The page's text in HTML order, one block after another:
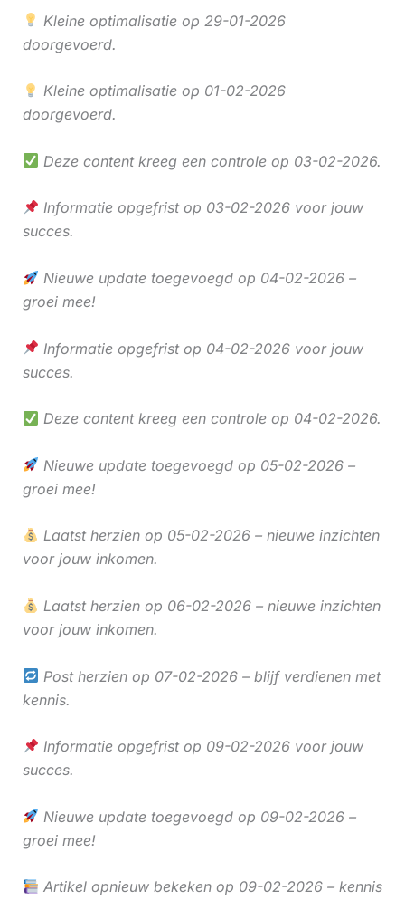
Kleine optimalisatie op 29-01-2026
doorgevoerd.
Kleine optimalisatie op 01-02-2026
doorgevoerd.
Deze content kreeg een controle op 03-02-2026.
Informatie opgefrist op 03-02-2026 voor jouw
succes.
Nieuwe update toegevoegd op 04-02-2026 –
groei mee!
Informatie opgefrist op 04-02-2026 voor jouw
succes.
Deze content kreeg een controle op 04-02-2026.
Nieuwe update toegevoegd op 05-02-2026 –
groei mee!
Laatst herzien op 05-02-2026 – nieuwe inzichten
voor jouw inkomen.
Laatst herzien op 06-02-2026 – nieuwe inzichten
voor jouw inkomen.
Post herzien op 07-02-2026 – blijf verdienen met
kennis.
Informatie opgefrist op 09-02-2026 voor jouw
succes.
Nieuwe update toegevoegd op 09-02-2026 –
groei mee!
Artikel opnieuw bekeken op 09-02-2026 – kennis